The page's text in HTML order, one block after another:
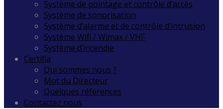
Système de pointage et contrôle d’accès
Système de sonorisation
Système d’alarme et de contrôle d’intrusion
Système Wifi / Wimax / VHF
Système d’incendie
Certifia
Qui sommes nous ?
Mot du Directeur
Quelques références
Contactez nous